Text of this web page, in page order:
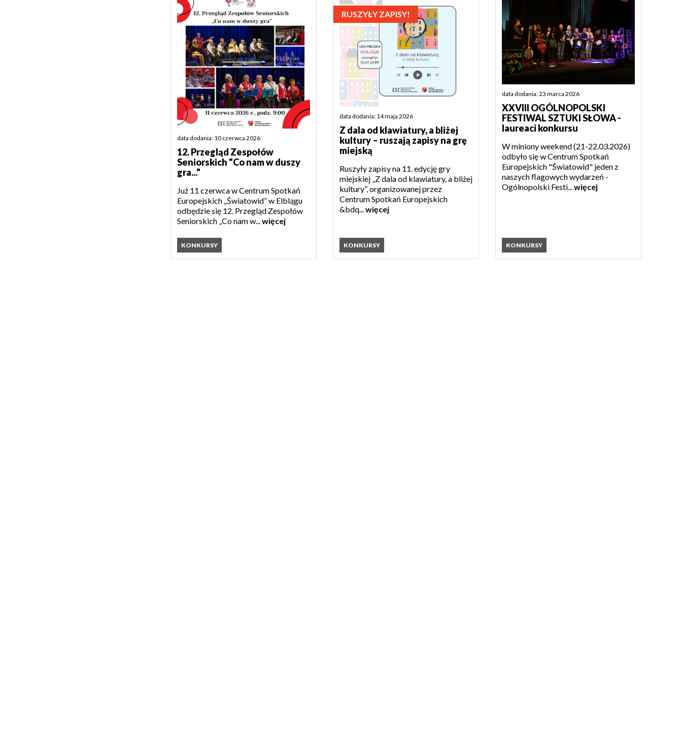
data dodania: 10 czerwca 2026
12. Przegląd Zespołów
Seniorskich "Co nam w duszy
gra..."
Już 11 czerwca w Centrum Spotkań
Europejskich „Światowid” w Elblągu
odbędzie się 12. Przegląd Zespołów
Seniorskich „Co nam w...więcej
KONKURSY
RUSZYŁY ZAPISY!
data dodania: 14 maja 2026
Z dala od klawiatury, a bliżej
kultury – ruszają zapisy na grę
miejską
Ruszyły zapisy na 11. edycję gry
miejskiej „Z dala od klawiatury, a bliżej
kultury”, organizowanej przez
Centrum Spotkań Europejskich
&bdq... więcej
KONKURSY
data dodania: 23 marca 2026
XXVIII OGÓLNOPOLSKI
FESTIWAL SZTUKI SŁOWA -
laureaci konkursu
W miniony weekend (21-22.03.2026)
odbyło się w Centrum Spotkań
Europejskich "Światowid" jeden z
naszych flagowych wydarzeń -
Ogólnopolski Festi...więcej
KONKURSY